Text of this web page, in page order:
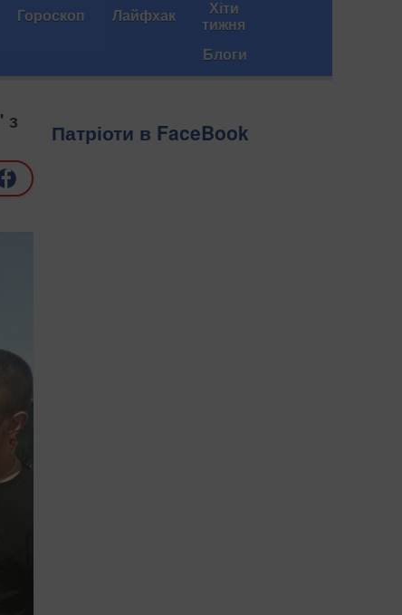
Гороскоп Лайфхак Хіти
тижня
Блоги
з
Патріоти в FaceBook